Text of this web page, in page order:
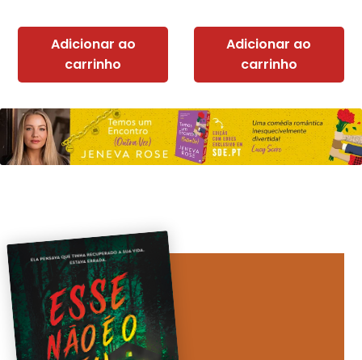
Adicionar ao
carrinho
Adicionar ao
carrinho